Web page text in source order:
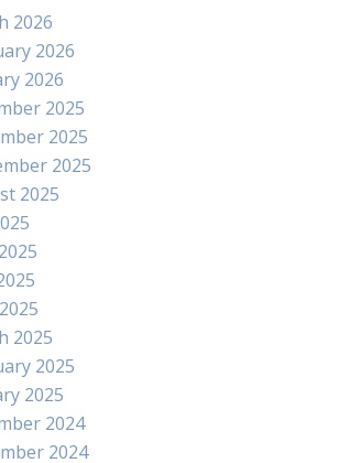
2026
2026
2026
2025
2025
2025
2025
2025
2025
2025
2024
2024